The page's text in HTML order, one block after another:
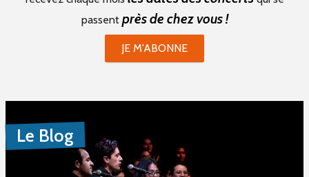
passent près de chez vous !
JE M'ABONNE
Le Blog